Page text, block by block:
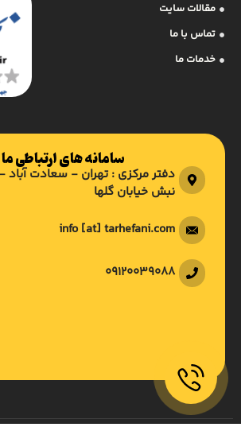
مقالات سایت
تماس با ما
خدمات ما
سامانه های ارتباطی ما
دفتر مرکزی : تهران - سعادت آباد
نبش خیابان گلها
info [at] tarhefani.com
09120039088